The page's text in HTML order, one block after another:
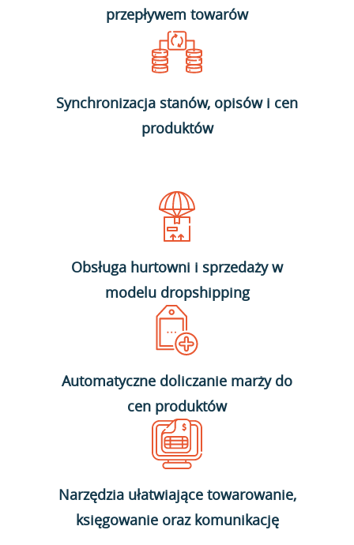
przepływem towarów
Synchronizacja stanów, opisów i cen
produktów
Obsługa hurtowni i sprzedaży w
modelu dropshipping
Automatyczne doliczanie marży do
cen produktów
Narzędzia ułatwiające towarowanie,
księgowanie oraz komunikację